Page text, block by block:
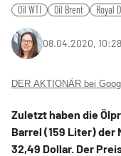
Oil WTI Oil Brent Royal
08.04.2020, 10:28
DER AKTIONÄR bei
Zuletzt haben die
Barrel (159 Liter)
32,49 Dollar. Der